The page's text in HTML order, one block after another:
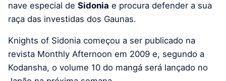
nave especial de Sidonia e procura defender a sua
raça das investidas dos Gaunas.
Knights of Sidonia começou a ser publicado na
revista Monthly Afternoon em 2009 e, segundo a
Kodansha, o volume 10 do mangá será lançado no